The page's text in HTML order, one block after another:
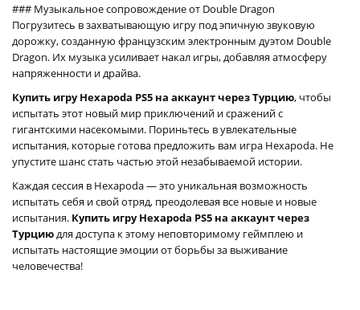
### Музыкальное сопровождение от Double Dragon
Погрузитесь в захватывающую игру под эпичную звуковую
дорожку, созданную французским электронным дуэтом Double
Dragon. Их музыка усиливает накал игры, добавляя атмосферу
напряженности и драйва.
Купить игру Hexapoda PS5 на аккаунт через Турцию, чтобы
испытать этот новый мир приключений и сражений с
гигантскими насекомыми. Пориньтесь в увлекательные
испытания, которые готова предложить вам игра Hexapoda. Не
упустите шанс стать частью этой незабываемой истории.
Каждая сессия в Hexapoda — это уникальная возможность
испытать себя и свой отряд, преодолевая все новые и новые
испытания. Купить игру Hexapoda PS5 на аккаунт через
Турциюдля доступа к этому неповторимому геймплею и
испытать настоящие эмоции от борьбы за выживание
человечества!